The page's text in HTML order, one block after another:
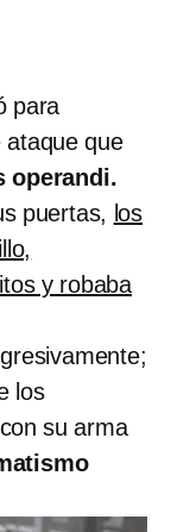
para
ataque que
operandi.
puertas, los
y robaba
los
su arma